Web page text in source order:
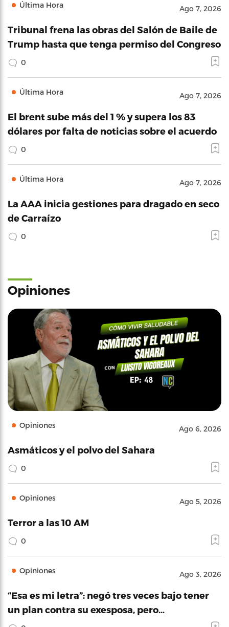
Última Hora Ago 7, 2026
Tribunal frena las obras del Salón de Baile de
Trump hasta que tenga permiso del Congreso
0
Última Hora Ago 7, 2026
El brent sube más del 1 % y supera los 83
dólares por falta de noticias sobre el acuerdo
0
Última Hora Ago 7, 2026
La AAA inicia gestiones para dragado en seco
de Carraízo
0
Opiniones
Opiniones Ago 6, 2026
Asmáticos y el polvo del Sahara
0
Opiniones Ago 5, 2026
Terror a las 10 AM
0
Opiniones Ago 3, 2026
“Esa es mi letra”: negó tres veces bajo tener
un plan contra su exesposa, pero…